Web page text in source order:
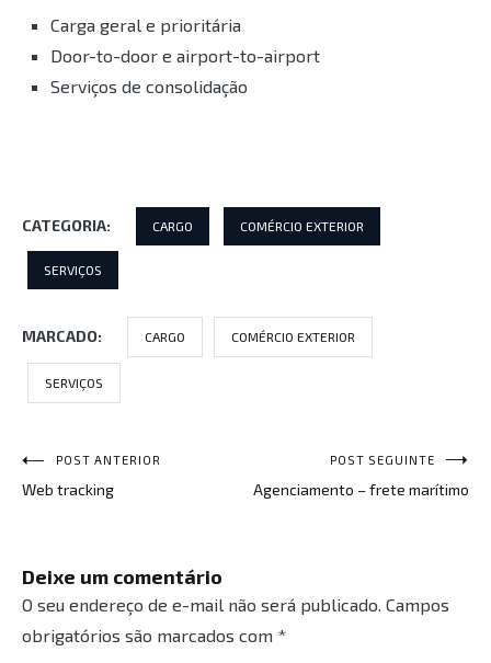
Carga geral e prioritária
Door-to-door e airport-to-airport
Serviços de consolidação
CATEGORIA: CARGO COMÉRCIO EXTERIOR
SERVIÇOS
MARCADO: CARGO COMÉRCIO EXTERIOR
SERVIÇOS
Navegação
POST ANTERIOR
Web tracking
POST SEGUINTE
Agenciamento – frete marítimo
Deixe um comentário
O seu endereço de e-mail não será publicado. Campos
obrigatórios são marcados com *